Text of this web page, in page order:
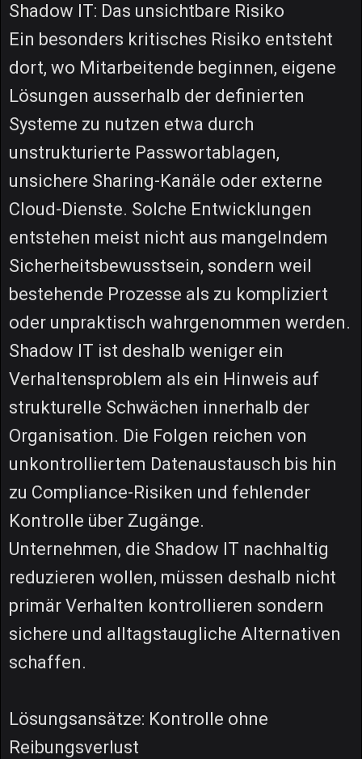
Shadow IT: Das unsichtbare Risiko
Ein besonders kritisches Risiko entsteht
dort, wo Mitarbeitende beginnen, eigene
Lösungen ausserhalb der definierten
Systeme zu nutzen etwa durch
unstrukturierte Passwortablagen,
unsichere Sharing-Kanäle oder externe
Cloud-Dienste. Solche Entwicklungen
entstehen meist nicht aus mangelndem
Sicherheitsbewusstsein, sondern weil
bestehende Prozesse als zu kompliziert
oder unpraktisch wahrgenommen werden.
Shadow IT ist deshalb weniger ein
Verhaltensproblem als ein Hinweis auf
strukturelle Schwächen innerhalb der
Organisation. Die Folgen reichen von
unkontrolliertem Datenaustausch bis hin
zu Compliance-Risiken und fehlender
Kontrolle über Zugänge.
Unternehmen, die Shadow IT nachhaltig
reduzieren wollen, müssen deshalb nicht
primär Verhalten kontrollieren sondern
sichere und alltagstaugliche Alternativen
schaffen.
Lösungsansätze: Kontrolle ohne
Reibungsverlust